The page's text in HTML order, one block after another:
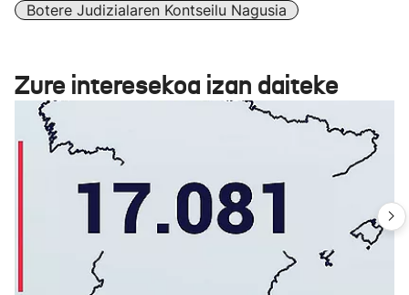
Botere Judizialaren Kontseilu Nagusia
Zure interesekoa izan daiteke